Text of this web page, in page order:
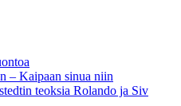
– Kaipaan sinua niin
teoksia Rolando ja Siv